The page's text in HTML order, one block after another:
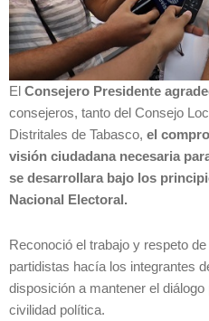
El Consejero Presidente
consejeros, tanto del Consejo
Distritales de Tabasco, el
visión ciudadana necesaria
se desarrollara bajo los
Nacional Electoral.
Reconoció el trabajo y respeto
partidistas hacía los integrantes
disposición a mantener el
civilidad política.